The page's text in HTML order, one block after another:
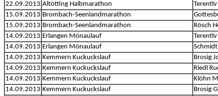
22.09.2013 Altötting Halbmarathon
15.09.2013 Brombach-Seenlandmarathon
15.09.2013 Brombach-Seenlandmarathon
Rösch
14.09.2013 Erlangen Mönaulauf
14.09.2013 Erlangen Mönaulauf
14.09.2013 Kemmern Kuckuckslauf
Brosig
14.09.2013 Kemmern Kuckuckslauf
Riedl
14.09.2013 Kemmern Kuckuckslauf
Klöhn
14.09.2013 Kemmern Kuckuckslauf
Brosig